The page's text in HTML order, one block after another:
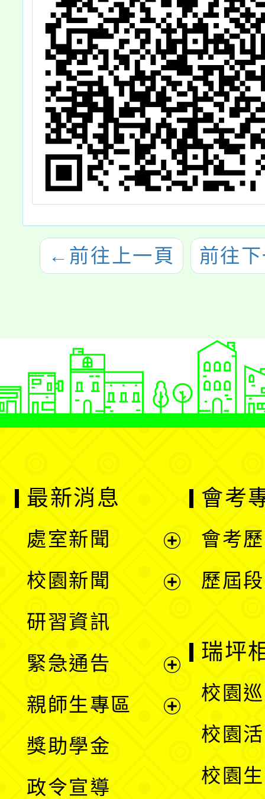
← 前往上一頁 前往
最新消息
處室新聞
單
校園新聞
選
單
研習資訊
緊急通告
親師生專區
獎助學金
政令宣導
會考
會考
歷屆
瑞坪
校園
校園
校園